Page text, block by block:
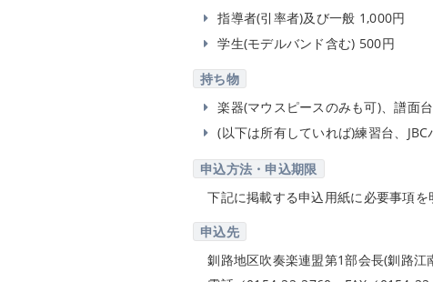
指導者(引率者)及び一般 1,000円
学生(モデルバンド含む) 500円
持ち物
楽器(マウスピースのみも可)、譜面
(以下は所有していれば)練習台、
申込方法・申込期限
下記に掲載する申込用紙に必要事項
申込先
釧路地区吹奏楽連盟第1部会長(釧路江